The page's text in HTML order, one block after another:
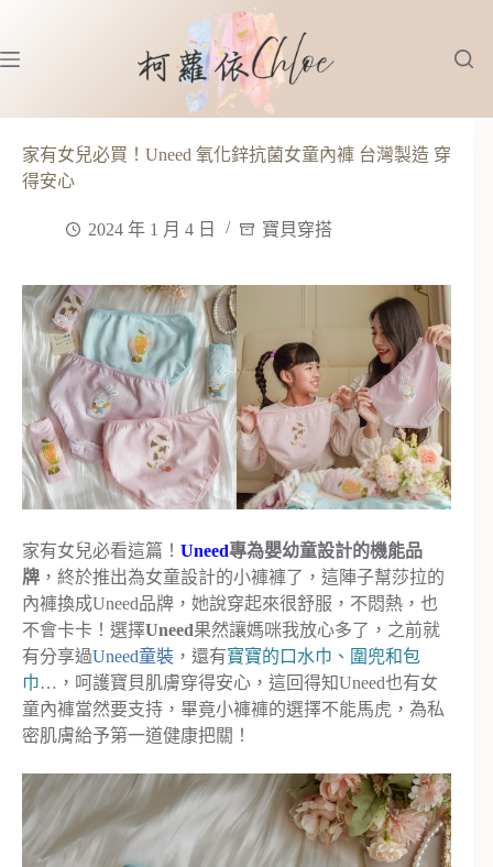
主
內
家有女兒必買！Uneed 氧化鋅抗菌女童內褲 台灣製造 穿
得安心
2024 年 1 月 4 日 寶貝穿搭
家有女兒必看這篇！ Uneed專為嬰幼童設計的機能品
牌 ，終於推出為女童設計的小褲褲了，這陣子幫莎拉的
內褲換成Uneed品牌，她說穿起來很舒服，不悶熱，也
不會卡卡！選擇Uneed果然讓媽咪我放心多了，之前就
有分享過Uneed童裝 ，還有寶寶的口水巾、圍兜和包
巾…，呵護寶貝肌膚穿得安心，這回得知Uneed也有女
童內褲當然要支持，畢竟小褲褲的選擇不能馬虎，為私
密肌膚給予第一道健康把關！